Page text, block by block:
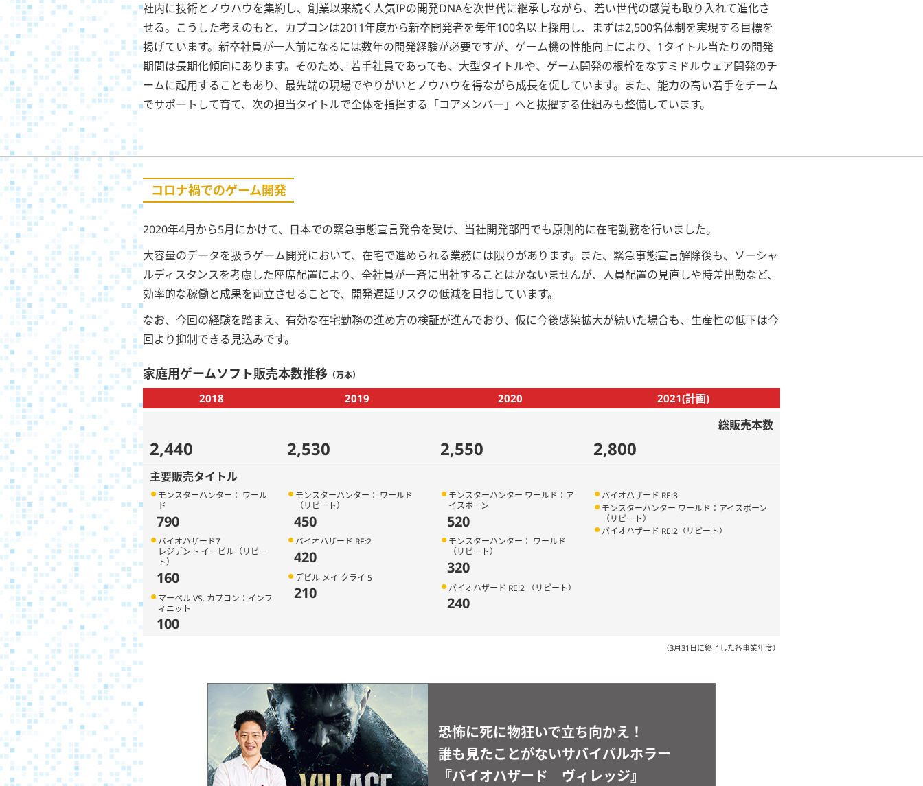
社内に技術とノウハウを集約し、創業以来続く人気IPの開発DNAを次世代に継承しながら、若い世代の感覚も取り入れて進化さ
せる。こうした考えのもと、カプコンは2011年度から新卒開発者を毎年100名以上採用し、まずは2,500名体制を実現する目標を
掲げています。新卒社員が一人前になるには数年の開発経験が必要ですが、ゲーム機の性能向上により、1タイトル当たりの開発
期間は長期化傾向にあります。そのため、若手社員であっても、大型タイトルや、ゲーム開発の根幹をなすミドルウェア開発のチ
ームに起用することもあり、最先端の現場でやりがいとノウハウを得ながら成長を促しています。また、能力の高い若手をチーム
でサポートして育て、次の担当タイトルで全体を指揮する「コアメンバー」へと抜擢する仕組みも整備しています。
コロナ禍でのゲーム開発
2020年4月から5月にかけて、日本での緊急事態宣言発令を受け、当社開発部門でも原則的に在宅勤務を行いました。
大容量のデータを扱うゲーム開発において、在宅で進められる業務には限りがあります。また、緊急事態宣言解除後も、ソーシャ
ルディスタンスを考慮した座席配置により、全社員が一斉に出社することはかないませんが、人員配置の見直しや時差出勤など、
効率的な稼働と成果を両立させることで、開発遅延リスクの低減を目指しています。
なお、今回の経験を踏まえ、有効な在宅勤務の進め方の検証が進んでおり、仮に今後感染拡大が続いた場合も、生産性の低下は今
回より抑制できる見込みです。
家庭用ゲームソフト販売本数推移 （万本）
2018 2019 2020 2021(計画)
総販売本数
2,440 2,530 2,550 2,800
主要販売タイトル
モンスターハンター： ワール
ド
790
バイオハザード7
レジデント イービル（リピー
ト）
160
マーベル VS. カプコン：インフ
ィニット
100
モンスターハンター： ワールド
（リピート）
450
バイオハザード RE:2
420
デビル メイ クライ 5
210
モンスターハンター ワールド：ア
イスボーン
520
モンスターハンター： ワールド
（リピート）
320
バイオハザード RE:2 （リピート）
240
バイオハザード RE:3
モンスターハンター ワールド：アイスボーン
（リピート）
バイオハザード RE:2（リピート）
（3月31日に終了した各事業年度）
恐怖に死に物狂いで立ち向かえ！
誰も見たことがないサバイバルホラー
『バイオハザード ヴィレッジ』